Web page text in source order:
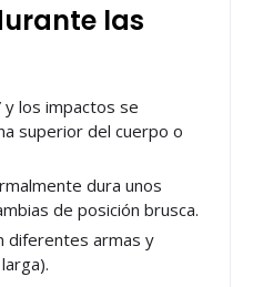
las
y los impactos se
superior del cuerpo o
dura unos
de posición brusca.
diferentes armas y